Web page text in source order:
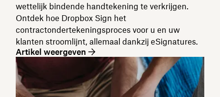
wettelijk bindende handtekening te verkrijgen.
Ontdek hoe Dropbox Sign het
contractondertekeningsproces voor u en uw
klanten stroomlijnt, allemaal dankzij eSignatures.
Artikel weergeven